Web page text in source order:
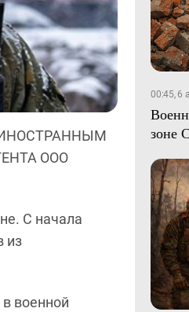
ООО
С начала
из
военной
00:45, 6
зоне